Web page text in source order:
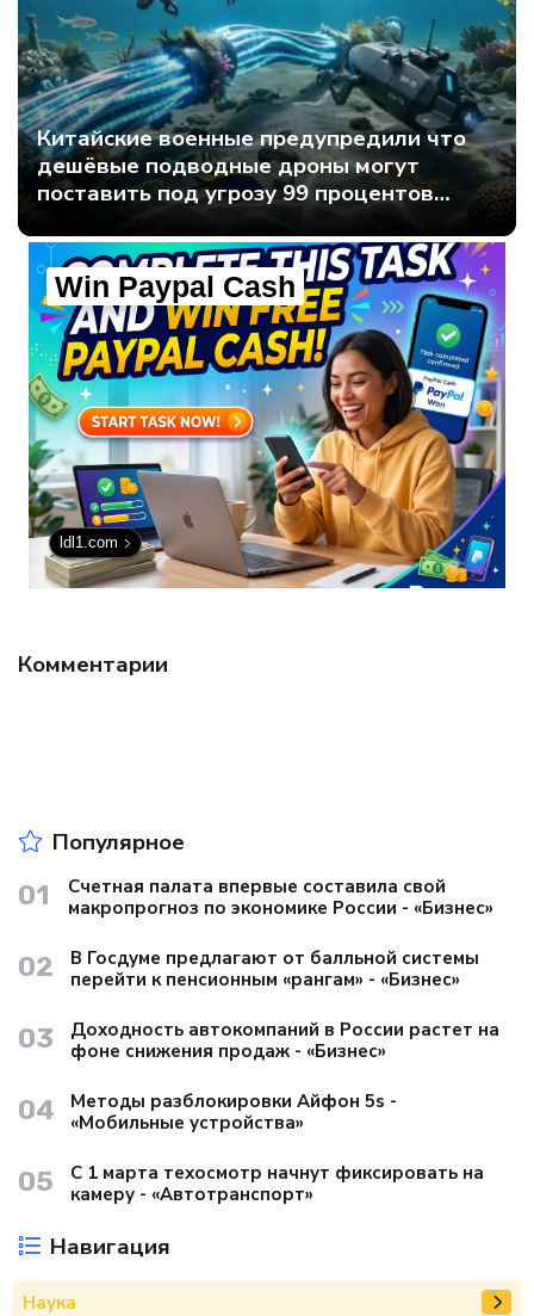
Китайские военные предупредили что
дешёвые подводные дроны могут
поставить под угрозу 99 процентов
мирового интернет-трафика - Интернет
технологии.
Win Paypal Cash
ldl1.com
Комментарии
Популярное
01
Счетная палата впервые составила свой
макропрогноз по экономике России - «Бизнес»
02
В Госдуме предлагают от балльной системы
перейти к пенсионным «рангам» - «Бизнес»
03
Доходность автокомпаний в России растет на
фоне снижения продаж - «Бизнес»
04
Методы разблокировки Айфон 5s -
«Мобильные устройства»
05
С 1 марта техосмотр начнут фиксировать на
камеру - «Автотранспорт»
Навигация
Наука